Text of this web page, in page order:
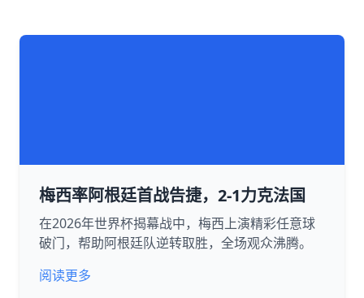
梅西率阿根廷首战告捷，2-1力克法国
在2026年世界杯揭幕战中，梅西上演精彩任意球
破门，帮助阿根廷队逆转取胜，全场观众沸腾。
阅读更多